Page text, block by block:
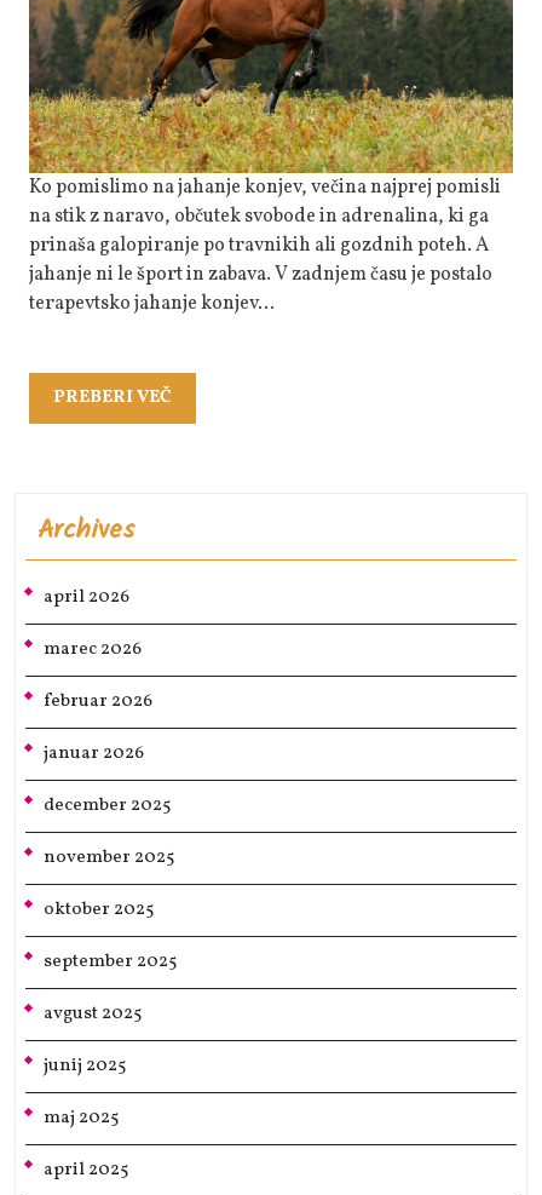
Zdravstvena
Terapija
Ko pomislimo na jahanje konjev, večina najprej pomisli
na stik z naravo, občutek svobode in adrenalina, ki ga
prinaša galopiranje po travnikih ali gozdnih poteh. A
jahanje ni le šport in zabava. V zadnjem času je postalo
terapevtsko jahanje konjev…
PREBERI VEČ
VEČ
Archives
april 2026
marec 2026
februar 2026
januar 2026
december 2025
november 2025
oktober 2025
september 2025
avgust 2025
junij 2025
maj 2025
april 2025